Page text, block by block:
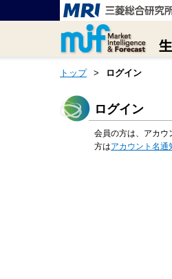
トップ > ログイン
ログイン
会員の方は、アカウ
方はアカウント名通